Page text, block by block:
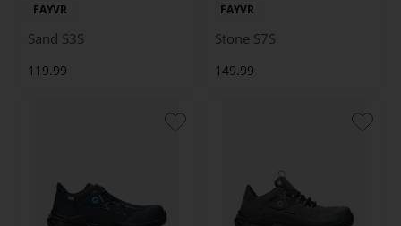
FAYVR
Sand S3S
119.99
FAYVR
Stone S7S
149.99